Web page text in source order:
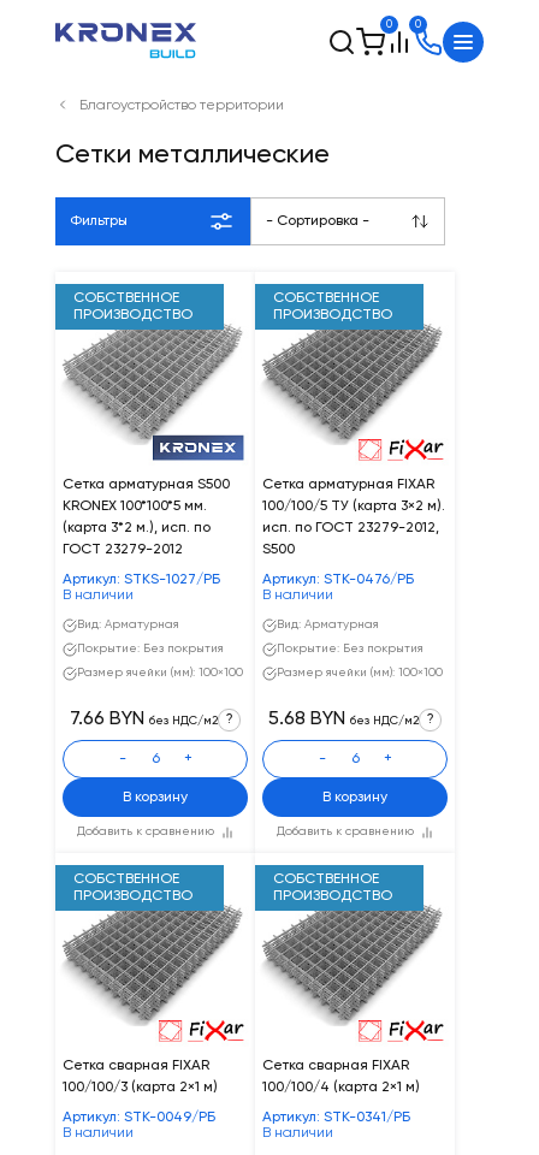
0 0
Благоустройство территории
Сетки металлические
Фильтры - Сортировка -
СОБСТВЕННОЕ
ПРОИЗВОДСТВО
Сетка арматурная S500
KRONEX 100*100*5 мм.
(карта 3*2 м.), исп. по
ГОСТ 23279-2012
Артикул: STKS-1027/РБ
В наличии
Вид: Арматурная
Покрытие: Без покрытия
Размер ячейки (мм): 100×100
Добавить к сравнению
7.66 BYN без НДС/м2 ?
- +
В корзину
СОБСТВЕННОЕ
ПРОИЗВОДСТВО
Сетка арматурная FIXAR
100/100/5 ТУ (карта 3×2 м).
исп. по ГОСТ 23279-2012,
S500
Артикул: STK-0476/РБ
В наличии
Вид: Арматурная
Покрытие: Без покрытия
Размер ячейки (мм): 100×100
Добавить к сравнению
5.68 BYN без НДС/м2 ?
- +
В корзину
СОБСТВЕННОЕ
ПРОИЗВОДСТВО
Сетка сварная FIXAR
100/100/3 (карта 2×1 м)
Артикул: STK-0049/РБ
В наличии
СОБСТВЕННОЕ
ПРОИЗВОДСТВО
Сетка сварная FIXAR
100/100/4 (карта 2×1 м)
Артикул: STK-0341/РБ
В наличии